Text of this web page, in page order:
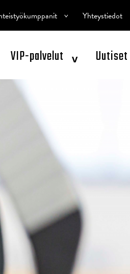
VIP-palvelut ^ Uutiset
^ Yhteystiedot